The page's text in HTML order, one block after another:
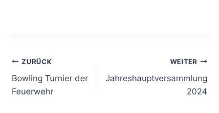
Beitragsnavigation
ZURÜCK
Bowling Turnier der
Feuerwehr
WEITER
Jahreshauptversammlung
2024